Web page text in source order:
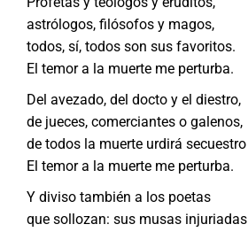
astrólogos, filósofos y magos,
todos, sí, todos son sus favoritos.
El temor a la muerte me perturba.
Del avezado, del docto y el diestro,
de jueces, comerciantes o galenos,
de todos la muerte urdirá secuestro
El temor a la muerte me perturba.
Y diviso también a los poetas
que sollozan: sus musas injuriadas